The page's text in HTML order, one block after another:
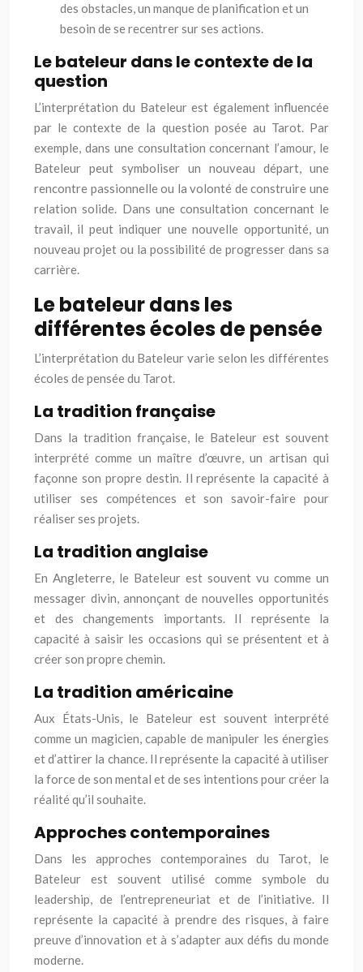
des obstacles, un manque de planification et un
besoin de se recentrer sur ses actions.
Le bateleur dans le contexte de la
question
L’interprétation du Bateleur est également influencée
par le contexte de la question posée au Tarot. Par
exemple, dans une consultation concernant l’amour, le
Bateleur peut symboliser un nouveau départ, une
rencontre passionnelle ou la volonté de construire une
relation solide. Dans une consultation concernant le
travail, il peut indiquer une nouvelle opportunité, un
nouveau projet ou la possibilité de progresser dans sa
carrière.
Le bateleur dans les
différentes écoles de pensée
L’interprétation du Bateleur varie selon les différentes
écoles de pensée du Tarot.
La tradition française
Dans la tradition française, le Bateleur est souvent
interprété comme un maître d’œuvre, un artisan qui
façonne son propre destin. Il représente la capacité à
utiliser ses compétences et son savoir-faire pour
réaliser ses projets.
La tradition anglaise
En Angleterre, le Bateleur est souvent vu comme un
messager divin, annonçant de nouvelles opportunités
et des changements importants. Il représente la
capacité à saisir les occasions qui se présentent et à
créer son propre chemin.
La tradition américaine
Aux États-Unis, le Bateleur est souvent interprété
comme un magicien, capable de manipuler les énergies
et d’attirer la chance. Il représente la capacité à utiliser
la force de son mental et de ses intentions pour créer la
réalité qu’il souhaite.
Approches contemporaines
Dans les approches contemporaines du Tarot, le
Bateleur est souvent utilisé comme symbole du
leadership, de l’entrepreneuriat et de l’initiative. Il
représente la capacité à prendre des risques, à faire
preuve d’innovation et à s’adapter aux défis du monde
moderne.